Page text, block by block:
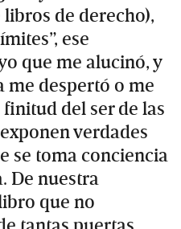
de derecho),
ese
que me alucinó, y
me despertó o me
del ser de las
verdades
se toma conciencia
De nuestra
que no